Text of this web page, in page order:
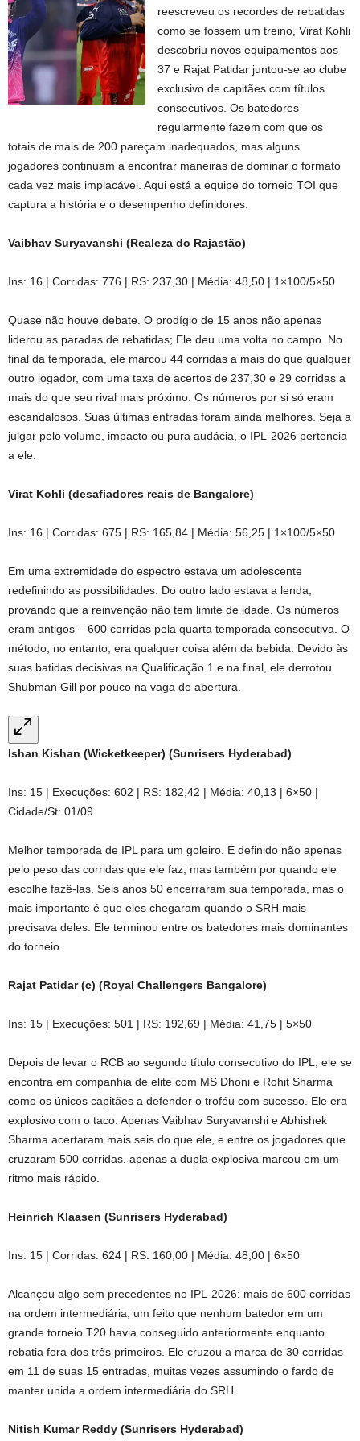
reescreveu os recordes de rebatidas
como se fossem um treino, Virat Kohli
descobriu novos equipamentos aos
37 e Rajat Patidar juntou-se ao clube
exclusivo de capitães com títulos
consecutivos. Os batedores
regularmente fazem com que os
totais de mais de 200 pareçam inadequados, mas alguns
jogadores continuam a encontrar maneiras de dominar o formato
cada vez mais implacável. Aqui está a equipe do torneio TOI que
captura a história e o desempenho definidores.
Vaibhav Suryavanshi (Realeza do Rajastão)
Ins: 16 | Corridas: 776 | RS: 237,30 | Média: 48,50 | 1×100/5×50
Quase não houve debate. O prodígio de 15 anos não apenas
liderou as paradas de rebatidas; Ele deu uma volta no campo. No
final da temporada, ele marcou 44 corridas a mais do que qualquer
outro jogador, com uma taxa de acertos de 237,30 e 29 corridas a
mais do que seu rival mais próximo. Os números por si só eram
escandalosos. Suas últimas entradas foram ainda melhores. Seja a
julgar pelo volume, impacto ou pura audácia, o IPL-2026 pertencia
a ele.
Virat Kohli (desafiadores reais de Bangalore)
Ins: 16 | Corridas: 675 | RS: 165,84 | Média: 56,25 | 1×100/5×50
Em uma extremidade do espectro estava um adolescente
redefinindo as possibilidades. Do outro lado estava a lenda,
provando que a reinvenção não tem limite de idade. Os números
eram antigos – 600 corridas pela quarta temporada consecutiva. O
método, no entanto, era qualquer coisa além da bebida. Devido às
suas batidas decisivas na Qualificação 1 e na final, ele derrotou
Shubman Gill por pouco na vaga de abertura.
Ishan Kishan (Wicketkeeper) (Sunrisers Hyderabad)
Ins: 15 | Execuções: 602 | RS: 182,42 | Média: 40,13 | 6×50 |
Cidade/St: 01/09
Melhor temporada de IPL para um goleiro. É definido não apenas
pelo peso das corridas que ele faz, mas também por quando ele
escolhe fazê-las. Seis anos 50 encerraram sua temporada, mas o
mais importante é que eles chegaram quando o SRH mais
precisava deles. Ele terminou entre os batedores mais dominantes
do torneio.
Rajat Patidar (c) (Royal Challengers Bangalore)
Ins: 15 | Execuções: 501 | RS: 192,69 | Média: 41,75 | 5×50
Depois de levar o RCB ao segundo título consecutivo do IPL, ele se
encontra em companhia de elite com MS Dhoni e Rohit Sharma
como os únicos capitães a defender o troféu com sucesso. Ele era
explosivo com o taco. Apenas Vaibhav Suryavanshi e Abhishek
Sharma acertaram mais seis do que ele, e entre os jogadores que
cruzaram 500 corridas, apenas a dupla explosiva marcou em um
ritmo mais rápido.
Heinrich Klaasen (Sunrisers Hyderabad)
Ins: 15 | Corridas: 624 | RS: 160,00 | Média: 48,00 | 6×50
Alcançou algo sem precedentes no IPL-2026: mais de 600 corridas
na ordem intermediária, um feito que nenhum batedor em um
grande torneio T20 havia conseguido anteriormente enquanto
rebatia fora dos três primeiros. Ele cruzou a marca de 30 corridas
em 11 de suas 15 entradas, muitas vezes assumindo o fardo de
manter unida a ordem intermediária do SRH.
Nitish Kumar Reddy (Sunrisers Hyderabad)